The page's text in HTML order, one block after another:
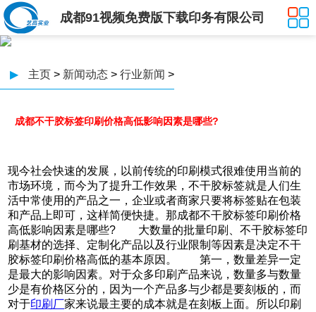
成都91视频免费版下载印务有限公司
▶ 主页 > 新闻动态 > 行业新闻 >
成都不干胶标签印刷价格高低影响因素是哪些?
现今社会快速的发展，以前传统的印刷模式很难使用当前的
市场环境，而今为了提升工作效果，不干胶标签就是人们生
活中常使用的产品之一，企业或者商家只要将标签贴在包装
和产品上即可，这样简便快捷。那成都不干胶标签印刷价格
高低影响因素是哪些? 大数量的批量印刷、不干胶标签印
刷基材的选择、定制化产品以及行业限制等因素是决定不干
胶标签印刷价格高低的基本原因。 第一，数量差异一定
是最大的影响因素。对于众多印刷产品来说，数量多与数量
少是有价格区分的，因为一个产品多与少都是要刻板的，而
对于印刷厂家来说最主要的成本就是在刻板上面。所以印刷